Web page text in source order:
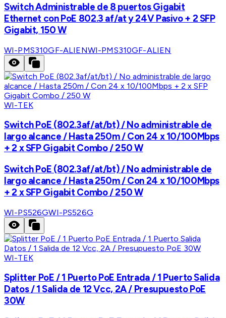
Switch Administrable de 8 puertos Gigabit
Ethernet con PoE 802.3 af/at y 24V Pasivo + 2 SFP
Gigabit, 150 W
WI-PMS310GF-ALIENWI-PMS310GF-ALIEN
WI-TEK
Switch PoE (802.3af/at/bt) / No administrable de
largo alcance / Hasta 250m / Con 24 x 10/100Mbps
+ 2 x SFP Gigabit Combo / 250 W
Switch PoE (802.3af/at/bt) / No administrable de
largo alcance / Hasta 250m / Con 24 x 10/100Mbps
+ 2 x SFP Gigabit Combo / 250 W
WI-PS526GWI-PS526G
WI-TEK
Splitter PoE / 1 Puerto PoE Entrada / 1 Puerto Salida
Datos / 1 Salida de 12 Vcc, 2A / Presupuesto PoE
30W